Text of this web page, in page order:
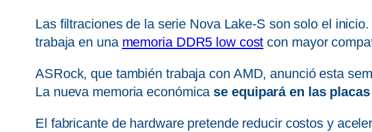
Las filtraciones de la serie Nova Lake-S son solo el
trabaja en una memoria DDR5 low cost con mayor
ASRock, que también trabaja con AMD, anunció esta
La nueva memoria económica se equipará en las
El fabricante de hardware pretende reducir costos y